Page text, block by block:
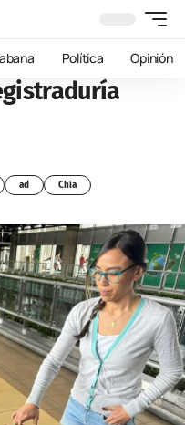
Política Opinión
ad Chía